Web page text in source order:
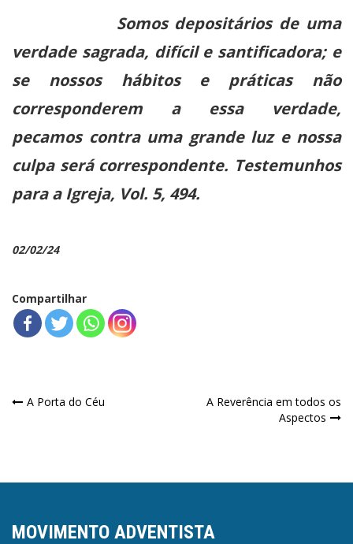
Somos depositários de uma
verdade sagrada, difícil e santificadora; e
se nossos hábitos e práticas não
corresponderem a essa verdade,
pecamos contra uma grande luz e nossa
culpa será correspondente. Testemunhos
para a Igreja, Vol. 5, 494.
02/02/24
Compartilhar
Navegação
A Porta do Céu
A Reverência em todos os
Aspectos
MOVIMENTO ADVENTISTA